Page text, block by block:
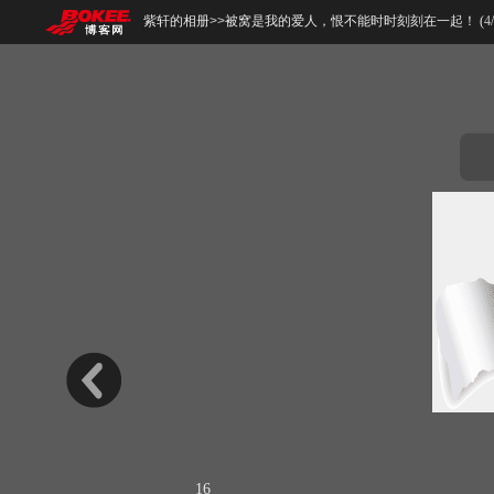
紫轩的相册>>被窝是我的爱人，恨不能时时刻刻在一起！ (4/
16